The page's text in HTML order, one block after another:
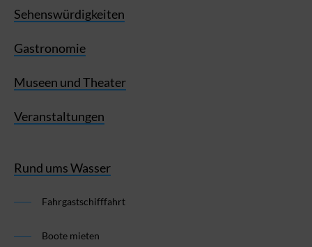
Sehenswürdigkeiten
Gastronomie
Museen und Theater
Veranstaltungen
Rund ums Wasser
Fahrgastschifffahrt
Boote mieten